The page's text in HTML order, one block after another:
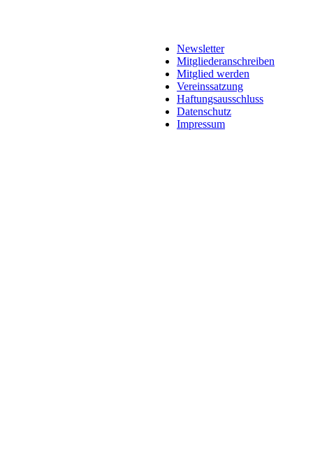
Newsletter
Mitgliederanschreiben
Mitglied werden
Vereinssatzung
Haftungsausschluss
Datenschutz
Impressum